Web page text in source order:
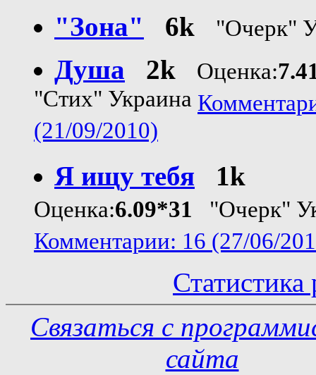
"Зона"
6k "Очерк"
Душа 2k Оценка:
"Стих" Украина
(21/09/2010)
Я ищу тебя
1k
Оценка:6.09*31 "Очерк"
Комментарии: 16 (27/06/
Статистика
Связаться с
сайта